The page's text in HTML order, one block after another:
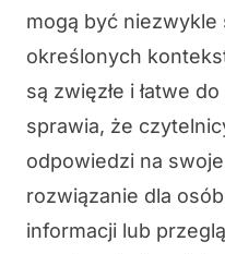
mogą być niezwykle
określonych
są zwięzłe i łatwe
sprawia, że
odpowiedzi na
rozwiązanie dla
informacji lub